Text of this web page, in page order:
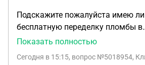
Подскажите пожалуйста имею
бесплатную переделку пломбы в
стоматологии,если врач сделал
Показать полностью
Сегодня в 15:15, вопрос №5018954,